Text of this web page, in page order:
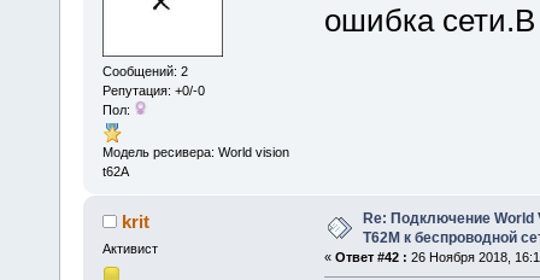
Сообщений: 2
Репутация: +0/-0
Пол:
Модель ресивера: World vision
t62A
ошибка
krit
Активист
Re: Подключение World
Т62М к беспроводной
« Ответ #42 : 26 Ноября 2018,